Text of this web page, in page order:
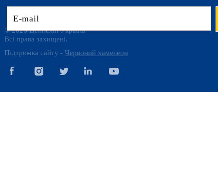
© 2026 Цеппелін Україна
Всі права захищені.
Підтримка сайту - Червоний хамелеон